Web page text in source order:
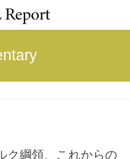
ク綱領、これからの